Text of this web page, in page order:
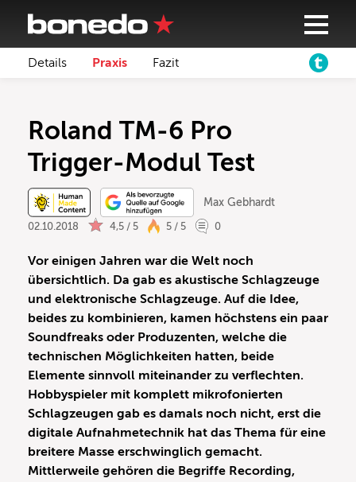
Details Praxis Fazit
Roland TM-6 Pro
Trigger-Modul Test
Max Gebhardt
02.10.2018 4,5 / 5 5 / 5 0
Vor einigen Jahren war die Welt noch
übersichtlich. Da gab es akustische Schlagzeuge
und elektronische Schlagzeuge. Auf die Idee,
beides zu kombinieren, kamen höchstens ein paar
Soundfreaks oder Produzenten, welche die
technischen Möglichkeiten hatten, beide
Elemente sinnvoll miteinander zu verflechten.
Hobbyspieler mit komplett mikrofonierten
Schlagzeugen gab es damals noch nicht, erst die
digitale Aufnahmetechnik hat das Thema für eine
breitere Masse erschwinglich gemacht.
Mittlerweile gehören die Begriffe Recording,